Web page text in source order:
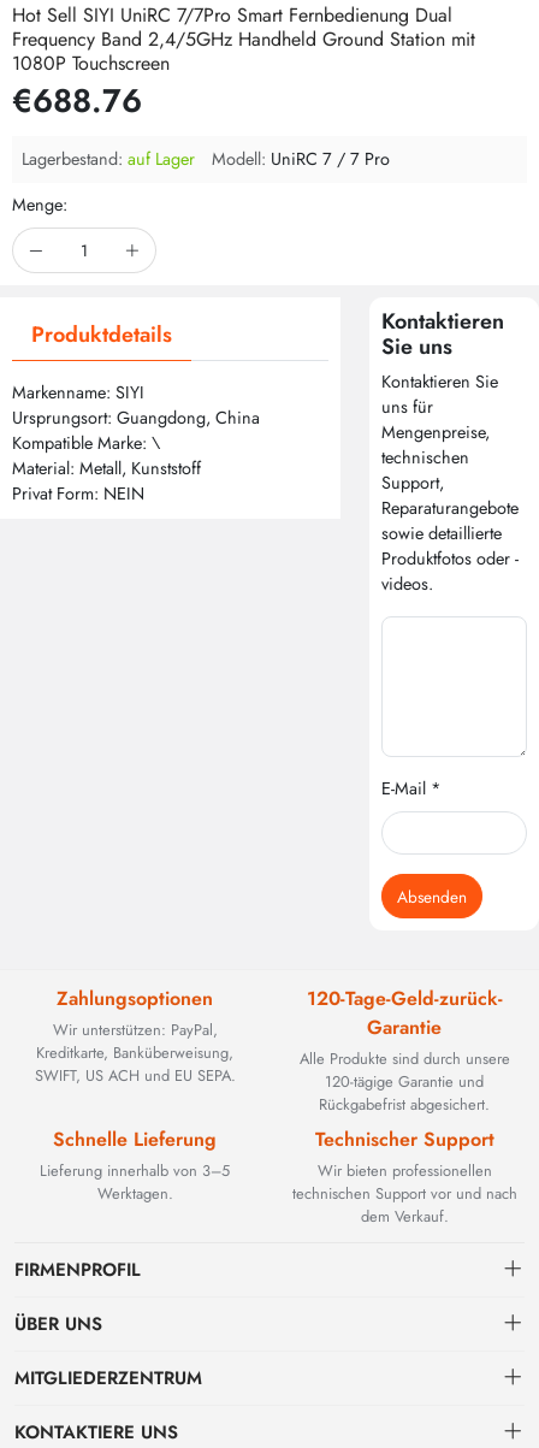
Hot Sell SIYI UniRC 7/7Pro Smart Fernbedienung Dual
Frequency Band 2,4/5GHz Handheld Ground Station mit
1080P Touchscreen
€688.76
Lagerbestand: auf Lager Modell: UniRC 7 / 7 Pro
Menge:
Produktdetails
Markenname: SIYI
Ursprungsort: Guangdong, China
Kompatible Marke: \
Material: Metall, Kunststoff
Privat Form: NEIN
Kontaktieren
Sie uns
Kontaktieren Sie
uns für
Mengenpreise,
technischen
Support,
Reparaturangebote
sowie detaillierte
Produktfotos oder -
videos.
E-Mail *
Absenden
Zahlungsoptionen
Wir unterstützen: PayPal,
Kreditkarte, Banküberweisung,
SWIFT, US ACH und EU SEPA.
120-Tage-Geld-zurück-
Garantie
Alle Produkte sind durch unsere
120-tägige Garantie und
Rückgabefrist abgesichert.
Schnelle Lieferung
Lieferung innerhalb von 3–5
Werktagen.
Technischer Support
Wir bieten professionellen
technischen Support vor und nach
dem Verkauf.
FIRMENPROFIL
BEYOND TECHNOLOGY INTERNATIONAL LIMITED wurde 2002
Glasfaserlösungen. Mit der Weiterentwicklung industrieller Netzwerke
ÜBER UNS
Kontakt
MITGLIEDERZENTRUM
persönliches Zentrum
KONTAKTIERE UNS